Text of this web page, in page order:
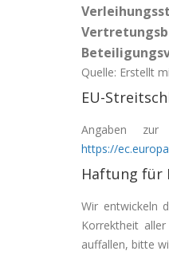
Quelle: Erstellt
EU-
Angaben zur
https://
Haftung für
Wir entwickeln
Korrektheit
auffallen, bitte